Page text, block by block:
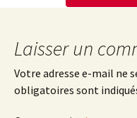
Laisser un
Votre adresse e-mail ne
obligatoires sont